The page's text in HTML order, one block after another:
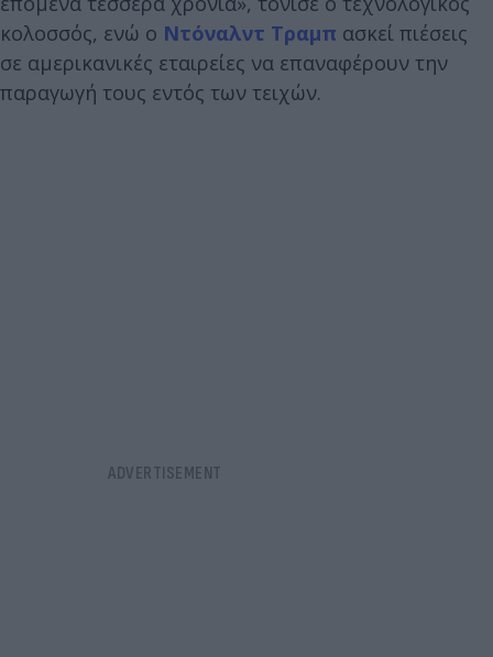
κολοσσός, ενώ ο Ντόναλντ Τραμπ ασκεί πιέσεις
σε αμερικανικές εταιρείες να επαναφέρουν την
παραγωγή τους εντός των τειχών.